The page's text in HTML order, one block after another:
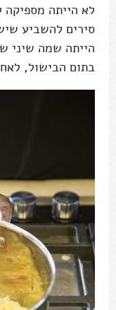
לא הייתה
סירים להשביע
הייתה שמה שיני
בתום הבישול,